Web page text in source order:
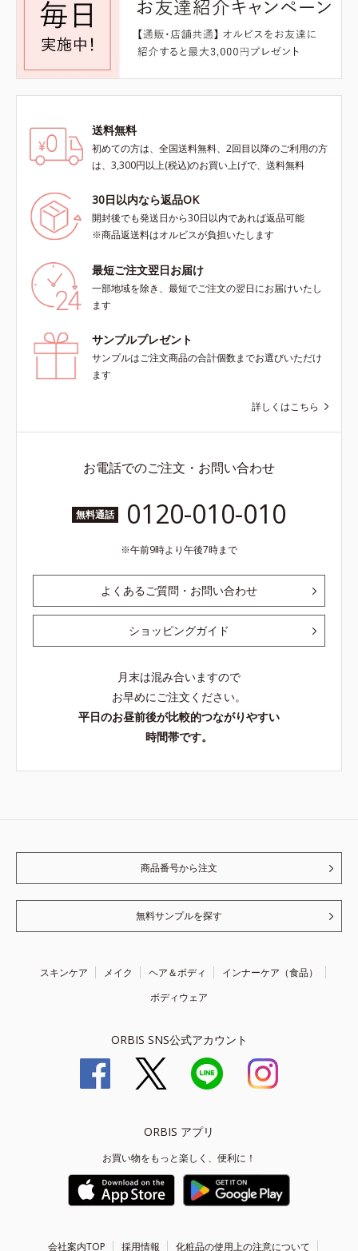
送料無料
初めての方は、全国送料無料、2回目以降のご利用の方
は、3,300円以上(税込)のお買い上げで、送料無料
30日以内なら返品OK
開封後でも発送日から30日以内であれば返品可能
※商品返送料はオルビスが負担いたします
最短ご注文翌日お届け
一部地域を除き、最短でご注文の翌日にお届けいたし
ます
サンプルプレゼント
サンプルはご注文商品の合計個数までお選びいただけ
ます
詳しくはこちら
お電話でのご注文・お問い合わせ
無料通話 0120-010-010
午前9時より午後7時まで
よくあるご質問・お問い合わせ
ショッピングガイド
月末は混み合いますので
お早めにご注文ください。
平日のお昼前後が比較的つながりやすい
時間帯です。
商品番号から注文
無料サンプルを探す
スキンケア メイク ヘア＆ボディ
インナーケア（食品）
ボディウェア
ORBIS SNS公式アカウント
ORBIS アプリ
お買い物をもっと楽しく、便利に！
会社案内TOP 採用情報 化粧品の使用上の注意について